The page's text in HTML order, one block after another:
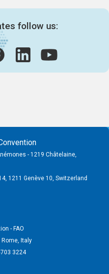
follow us:
- 1219 Châtelaine,
1211 Genève 10, Switzerland
- FAO
Italy
3224